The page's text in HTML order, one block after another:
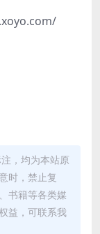
，均为本站原
时，禁止复
书籍等各类媒
益，可联系我